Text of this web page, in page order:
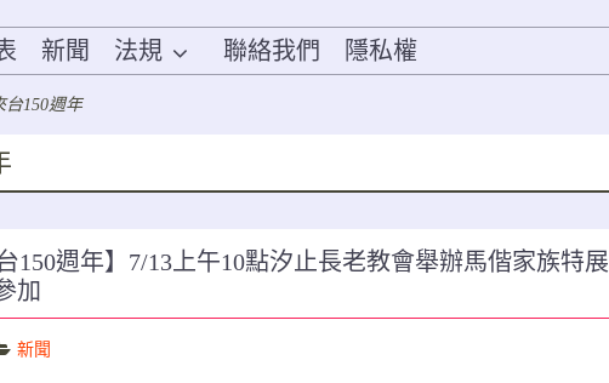
新聞 法規 聯絡我們 隱私權
台150週年
150週年】7/13上午10點汐止長老教會舉辦馬偕家族特展
加
新聞